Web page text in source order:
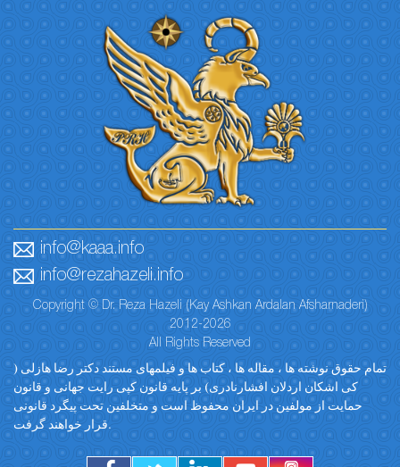
info@kaaa.info
info@rezahazeli.info
Copyright © Dr. Reza Hazeli (Kay Ashkan Ardalan Afsharnaderi)
2012-2026
All Rights Reserved
تمام حقوق نوشته ها ، مقاله ها ، کتاب ها و فیلمهای مستند دکتر رضا هازلی (
کی اشکان اردلان افشارنادری) بر پایه قانون کپی رایت جهانی و قانون
حمایت از مولفین در ایران محفوظ است و متخلفین تحت پیگرد قانونی
قرار خواهند گرفت.